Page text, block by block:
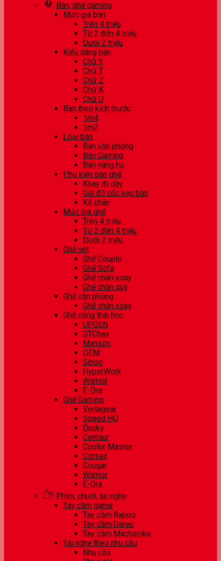
Bàn, ghế gaming
Mức giá bàn
Trên 4 triệu
Từ 2 đến 4 triệu
Dưới 2 triệu
Kiểu dáng bàn
Chữ Y
Chữ T
Chữ Z
Chữ K
Chữ U
Bàn theo kích thước
1m4
1m2
Loại bàn
Bàn văn phòng
Bàn Gaming
Bàn nâng hạ
Phụ kiện bàn ghế
Khay đi dây
Giá đỡ cốc kẹp bàn
Kê chân
Mức giá ghế
Trên 4 triệu
Từ 2 đến 4 triệu
Dưới 2 triệu
Ghế net
Ghế Couple
Ghế Sofa
Ghế chân xoay
Ghế chân quỳ
Ghế văn phòng
Ghế chân xoay
Ghế công thái học
UPGEN
GTChair
Manson
OEM
Sihoo
HyperWork
Warrior
E-Dra
Ghế Gaming
Vertagear
Speed HQ
Ducky
Centaur
Cooler Master
Corsair
Cougar
Warrior
E-Dra
Phím, chuột, tai nghe
Tay cầm game
Tay cầm Rapoo
Tay cầm Dareu
Tay cầm Machenike
Tai nghe theo nhu cầu
Nhu cầu